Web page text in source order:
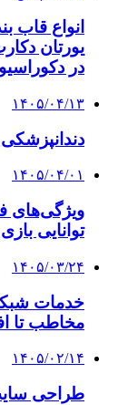
انواع قاب
یورتان
در
۱۴۰۵/۰۴/۱۳
۱۴۰۵/۰۴/۰۱
ویژگی‌های
توانایی
۱۴۰۵/۰۳/۲۴
مخاطب تا
۱۴۰۵/۰۲/۱۴
طراحی